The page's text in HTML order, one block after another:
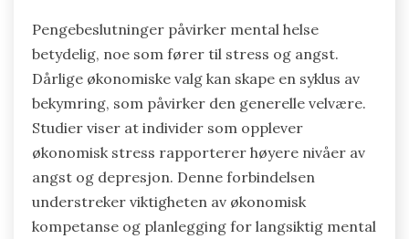
Pengebeslutninger påvirker mental helse
betydelig, noe som fører til stress og angst.
Dårlige økonomiske valg kan skape en syklus av
bekymring, som påvirker den generelle velvære.
Studier viser at individer som opplever
økonomisk stress rapporterer høyere nivåer av
angst og depresjon. Denne forbindelsen
understreker viktigheten av økonomisk
kompetanse og planlegging for langsiktig mental